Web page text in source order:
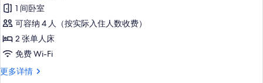
照
片
Child
更
多
信
Bedroom
Apartment
with
Terrace
Pool
1 间卧室
可容纳 4 人（按实际入住人数收费）
2 张单人床
免费 Wi-Fi
更多详情
Classic